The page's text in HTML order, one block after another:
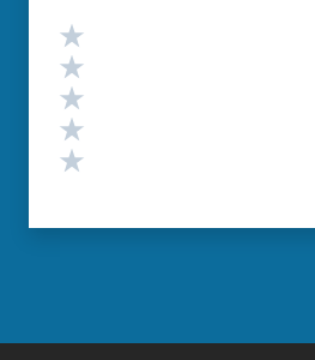
Valutazione